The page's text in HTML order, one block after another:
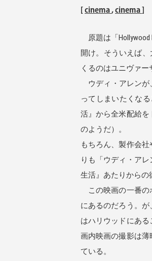
[cinema,cinema]
原題は「Hollywood
開け。そういえば
くるのはユニヴァ
ウディ・アレンが
ってしまいたくな
活』から全米配給
のようだ）。
もちろん、製作会
りも「ウディ・ア
生活』あたりからの
この映画の一番の
にあるのだろう。
はハリウッドにあ
画内映画の撮影は
ている。